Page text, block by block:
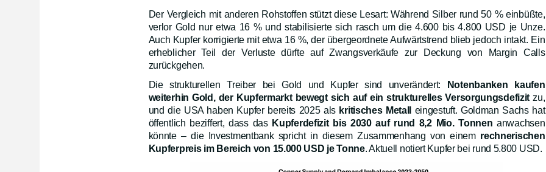
Der Vergleich mit anderen Rohstoffen stützt diese Lesart: Während Silber rund 50 % einbüßte,
verlor Gold nur etwa 16 % und stabilisierte sich rasch um die 4.600 bis 4.800 USD je Unze.
Auch Kupfer korrigierte mit etwa 16 %, der übergeordnete Aufwärtstrend blieb jedoch intakt. Ein
erheblicher Teil der Verluste dürfte auf Zwangsverkäufe zur Deckung von Margin Calls
zurückgehen.
Die strukturellen Treiber bei Gold und Kupfer sind unverändert:
Notenbanken kaufen
weiterhin Gold, der Kupfermarkt bewegt sich auf ein strukturelles Versorgungsdefizit zu,
und die USA haben Kupfer bereits 2025 als kritisches Metall
eingestuft. Goldman Sachs hat
öffentlich beziffert, dass das Kupferdefizit bis 2030 auf rund 8,2 Mio. Tonnen anwachsen
könnte – die Investmentbank spricht in diesem Zusammenhang von einem rechnerischen
Kupferpreis im Bereich von 15.000 USD je Tonne. Aktuell notiert Kupfer bei rund 5.800 USD.